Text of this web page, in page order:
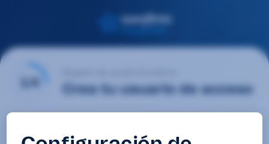
1/4 Crea tu usuario de acceso